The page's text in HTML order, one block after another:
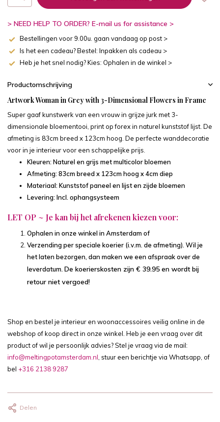
> NEED HELP TO ORDER? E-mail us for assistance >
Bestellingen voor 9.00u. gaan vandaag op post >
Is het een cadeau? Bestel: Inpakken als cadeau >
Heb je het snel nodig? Kies: Ophalen in de winkel >
Productomschrijving
Artwork Woman in Grey with 3-Dimensional Flowers in Frame
Super gaaf kunstwerk van een vrouw in grijze jurk met 3-
dimensionale bloementooi, print op forex in naturel kunststof lijst. De
afmeting is 83cm breed x 123cm hoog. De perfecte wanddecoratie
voor in je interieur voor een schappelijke prijs.
Kleuren: Naturel en grijs met multicolor bloemen
Afmeting: 83cm breed x 123cm hoog x 4cm diep
Materiaal: Kunststof paneel en lijst en zijde bloemen
Levering: Incl. ophangsysteem
LET OP ~ Je kan bij het afrekenen kiezen voor:
Ophalen in onze winkel in Amsterdam of
Verzending per speciale koerier (i.v.m. de afmeting). Wil je
het laten bezorgen, dan maken we een afspraak over de
leverdatum. De koerierskosten zijn € 39.95 en wordt bij
retour niet vergoed!
Shop en bestel je interieur en woonaccessoires veilig online in de
webshop of koop direct in onze winkel. Heb je een vraag over dit
product of wil je persoonlijk advies? Stel je vraag via de mail:
info@meltingpotamsterdam.nl, stuur een berichtje via Whatsapp, of
bel +316 2138 9287
Delen